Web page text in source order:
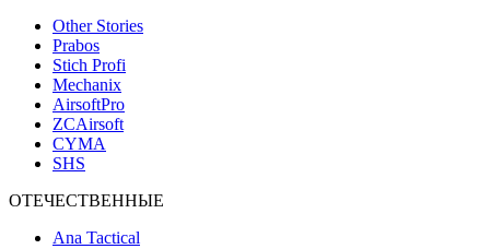
Other Stories
Prabos
Stich Profi
Mechanix
AirsoftPro
ZCAirsoft
CYMA
SHS
ОТЕЧЕСТВЕННЫЕ
Ana Tactical